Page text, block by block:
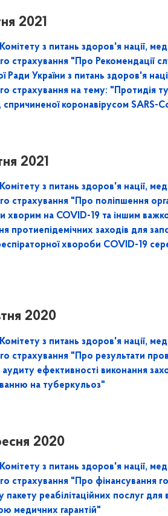
2021
з питань здоров'я нації,
страхування "Про Рекомендації
Ради України з питань здоров'я
страхування на тему: "Протидія
спричиненої коронавірусом SARS-
2021
з питань здоров'я нації,
страхування "Про поліпшення
хворим на COVID-19 та іншим
протиепідемічних заходів для
хвороби СOVID-19
2020
з питань здоров'я нації,
страхування "Про результати
ефективності виконання
на туберкульоз"
2020
з питань здоров'я нації,
страхування "Про фінансування
пакету реабілітаційних послуг для
медичних гарантій"